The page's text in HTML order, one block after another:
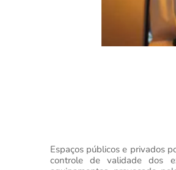
Espaços públicos e privados
controle de validade dos